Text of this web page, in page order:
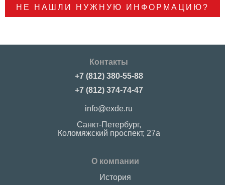
НЕ НАШЛИ НУЖНУЮ ИНФОРМАЦИЮ?
Контакты
+7 (812) 380-55-88
+7 (812) 374-74-47
info@exde.ru
Санкт-Петербург,
Коломяжский проспект, 27a
О компании
История